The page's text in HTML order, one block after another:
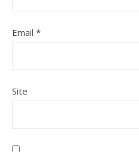
Email *
Site